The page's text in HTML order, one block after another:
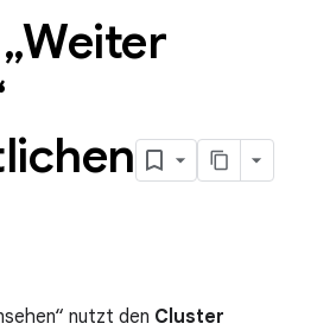
nutzt den Cluster